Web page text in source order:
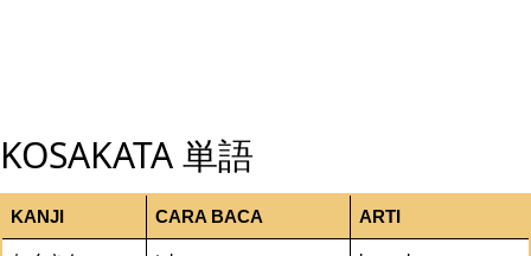
KOSAKATA 単語
KANJI CARA BACA ARTI